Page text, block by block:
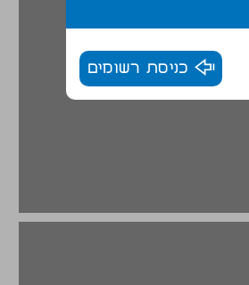
כניסת רשומים